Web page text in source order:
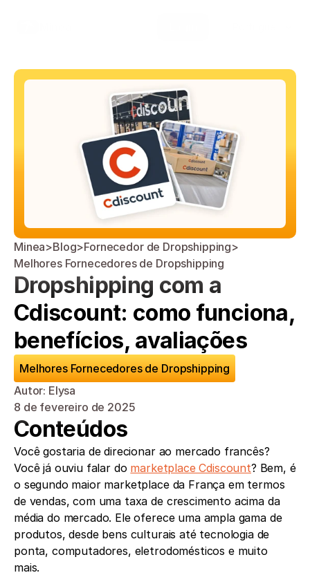
Minea>Blog>Fornecedor de Dropshipping>
Melhores Fornecedores de Dropshipping
Dropshipping com a
Cdiscount: como funciona,
benefícios, avaliações
Melhores Fornecedores de Dropshipping
Autor: Elysa
8 de fevereiro de 2025
Conteúdos
Você gostaria de direcionar ao mercado francês?
Você já ouviu falar do marketplace Cdiscount? Bem, é
o segundo maior marketplace da França em termos
de vendas, com uma taxa de crescimento acima da
média do mercado. Ele oferece uma ampla gama de
produtos, desde bens culturais até tecnologia de
ponta, computadores, eletrodomésticos e muito
mais.